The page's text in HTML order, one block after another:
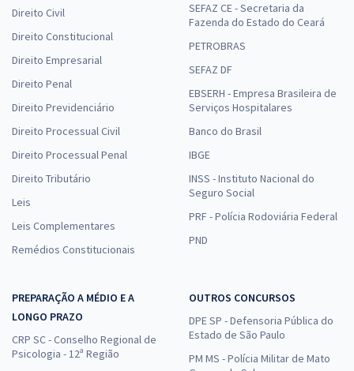
Direito Civil
Direito Constitucional
Direito Empresarial
Direito Penal
Direito Previdenciário
Direito Processual Civil
Direito Processual Penal
Direito Tributário
Leis
Leis Complementares
Remédios Constitucionais
SEFAZ CE - Secretaria da
Fazenda do Estado do Ceará
PETROBRAS
SEFAZ DF
EBSERH - Empresa Brasileira de
Serviços Hospitalares
Banco do Brasil
IBGE
INSS - Instituto Nacional do
Seguro Social
PRF - Polícia Rodoviária Federal
PND
PREPARAÇÃO A MÉDIO E A
LONGO PRAZO
CRP SC - Conselho Regional de
Psicologia - 12ª Região
OUTROS CONCURSOS
DPE SP - Defensoria Pública do
Estado de São Paulo
PM MS - Polícia Militar de Mato